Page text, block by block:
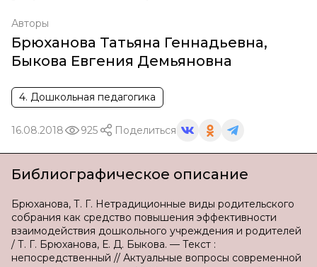
Авторы
Брюханова Татьяна Геннадьевна,
Быкова Евгения Демьяновна
4. Дошкольная педагогика
16.08.2018 925 Поделиться
Библиографическое описание
Брюханова, Т. Г. Нетрадиционные виды родительского
собрания как средство повышения эффективности
взаимодействия дошкольного учреждения и родителей
/ Т. Г. Брюханова, Е. Д. Быкова. — Текст :
непосредственный // Актуальные вопросы современной